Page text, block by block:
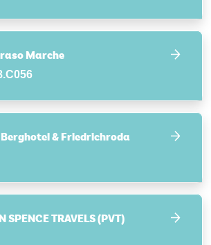
Marche
& Friedrichroda
SPENCE TRAVELS (PVT)